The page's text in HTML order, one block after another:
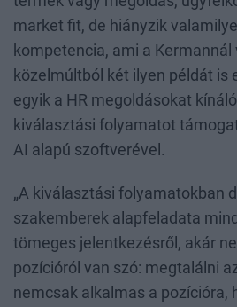
market fit, de hiányzik
kompetencia, ami a
közelmúltból két ilyen példát is
egyik a HR megoldásokat
kiválasztási folyamatot
AI alapú szoftverével.
„A kiválasztási folyamatokban
szakemberek alapfeladata
tömeges jelentkezésről, akár
pozícióról van szó: megtalálni
nemcsak alkalmas a pozícióra,